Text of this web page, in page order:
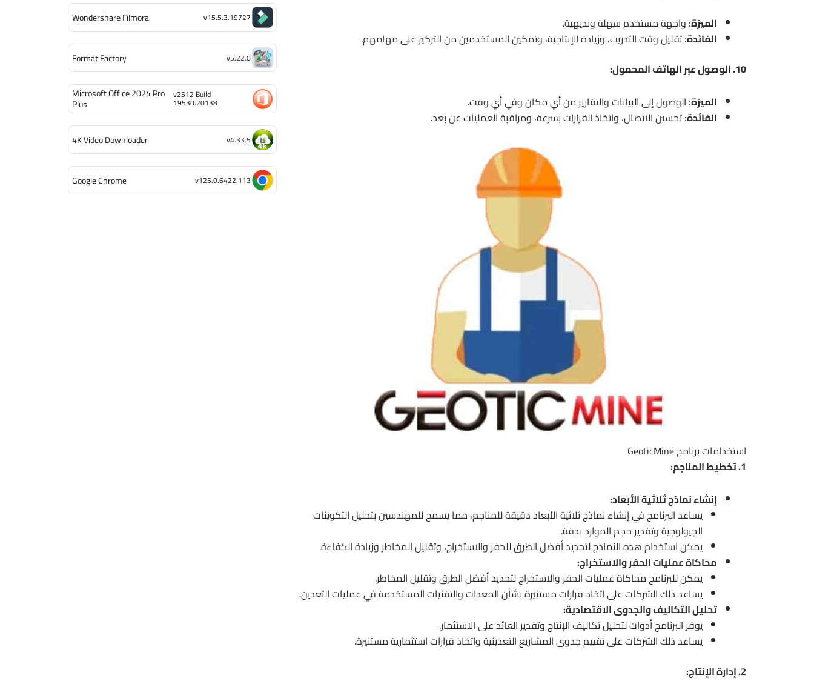
Wondershare Filmora v15.5.3.19727
Format Factory v5.22.0
Microsoft Office 2024 Pro
Plus
v2512 Build
19530.20138
4K Video Downloader v4.33.5
Google Chrome v125.0.6422.113
الميزة: واجهة مستخدم سهلة وبديهية.
الفائدة: تقليل وقت التدريب، وزيادة الإنتاجية، وتمكين المستخدمين من التركيز على مهامهم.
10. الوصول عبر الهاتف المحمول:
الميزة: الوصول إلى البيانات والتقارير من أي مكان وفي أي وقت.
الفائدة: تحسين الاتصال، واتخاذ القرارات بسرعة، ومراقبة العمليات عن بعد.
استخدامات برنامج GeoticMine
1. تخطيط المناجم:
إنشاء نماذج ثلاثية الأبعاد:
الجيولوجية وتقدير حجم الموارد بدقة.
يمكن استخدام هذه النماذج لتحديد أفضل الطرق للحفر والاستخراج، وتقليل المخاطر وزيادة الكفاءة.
محاكاة عمليات الحفر والاستخراج:
يمكن للبرنامج محاكاة عمليات الحفر والاستخراج لتحديد أفضل الطرق وتقليل المخاطر.
يساعد ذلك الشركات على اتخاذ قرارات مستنيرة بشأن المعدات والتقنيات المستخدمة في عمليات التعدين.
تحليل التكاليف والجدوى الاقتصادية:
يوفر البرنامج أدوات لتحليل تكاليف الإنتاج وتقدير العائد على الاستثمار.
يساعد ذلك الشركات على تقييم جدوى المشاريع التعدينية واتخاذ قرارات استثمارية مستنيرة.
2. إدارة الإنتاج: